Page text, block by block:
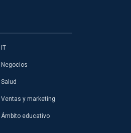
IT
Negocios
Salud
Ventas y marketing
Ámbito educativo